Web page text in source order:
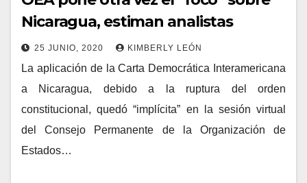
Nicaragua, estiman analistas
25 JUNIO, 2020 KIMBERLY LEÓN
La aplicación de la Carta Democrática Interamericana
a Nicaragua, debido a la ruptura del orden
constitucional, quedó “implícita” en la sesión virtual
del Consejo Permanente de la Organización de
Estados…